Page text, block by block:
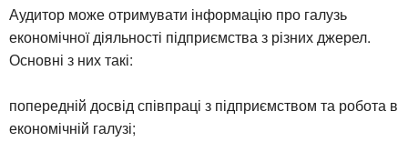
Аудитор може отримувати інформацію про галузь
економічної діяльності підприємства з різних джерел.
Основні з них такі:
попередній досвід співпраці з підприємством та робота в
економічній галузі;